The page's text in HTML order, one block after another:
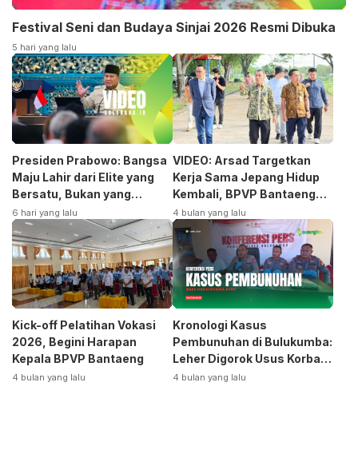
Festival Seni dan Budaya Sinjai 2026 Resmi Dibuka
5 hari yang lalu
Presiden Prabowo: Bangsa
Maju Lahir dari Elite yang
Bersatu, Bukan yang
Terpecah
6 hari yang lalu
VIDEO: Arsad Targetkan
Kerja Sama Jepang Hidup
Kembali, BPVP Bantaeng
Siap Bangkitkan Jurusan
Otomotif
4 bulan yang lalu
Kick-off Pelatihan Vokasi
2026, Begini Harapan
Kepala BPVP Bantaeng
4 bulan yang lalu
Kronologi Kasus
Pembunuhan di Bulukumba:
Leher Digorok Usus Korban
Dikeluarkan
4 bulan yang lalu